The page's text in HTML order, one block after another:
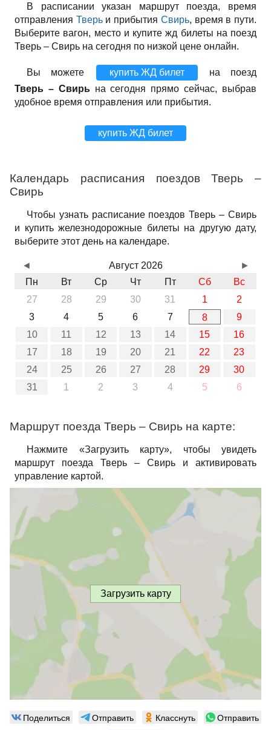
В расписании указан маршрут поезда, время
отправления Тверьи прибытия Свирь, время в пути.
Выберите вагон, место и купите жд билеты на поезд
Тверь – Свирь на сегодня по низкой цене онлайн.
Вы можете купить ЖД билет
на поезд
Тверь – Свирьна сегодня прямо сейчас, выбрав
удобное время отправления или прибытия.
купить ЖД билет
Календарь расписания поездов Тверь –
Свирь
Чтобы узнать расписание поездов Тверь – Свирь
и купить железнодорожные билеты на другую дату,
выберите этот день на календаре.
Август 2026
Пн
Вт Ср Чт Пт Сб
Вс
27
28 29 30 31 1
2
3
4 5 6 7 8
9
10
11 12 13 14 15
16
17
18 19 20 21 22
23
24
25 26 27 28 29
30
31
1 2 3 4 5 6
◄ ►
Маршрут поезда Тверь – Свирь на карте:
Нажмите «Загрузить карту», чтобы увидеть
маршрут поезда Тверь – Свирь и активировать
управление картой.
Загрузить карту
Поделиться Отправить Класснуть
Отправить